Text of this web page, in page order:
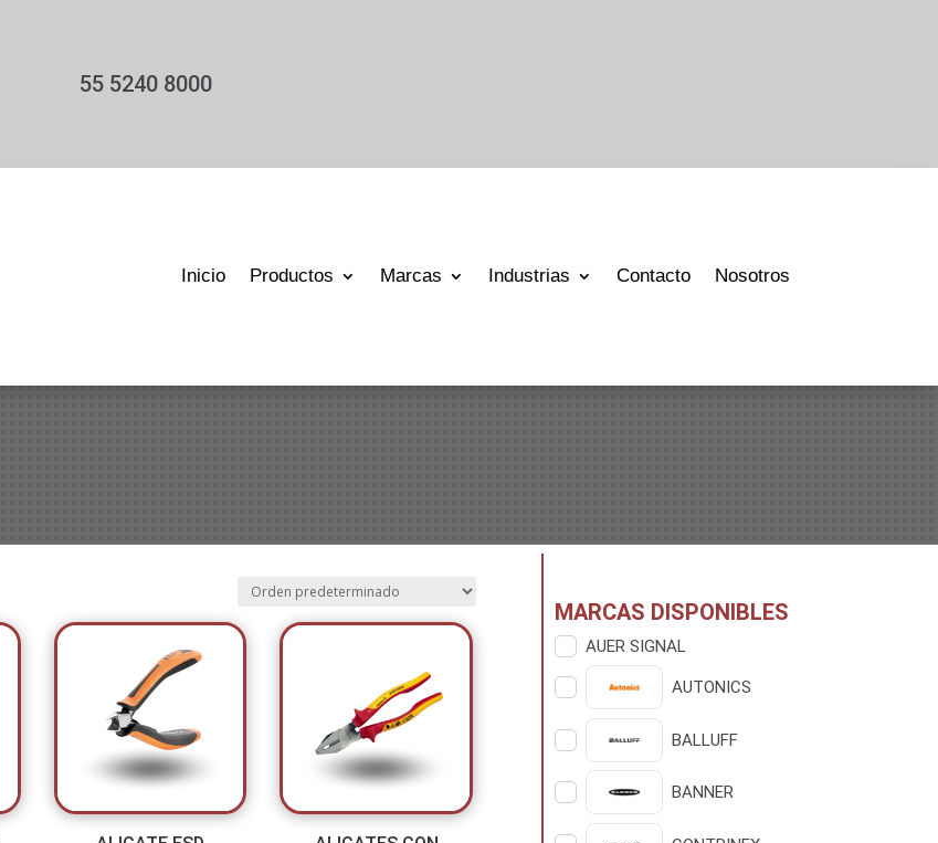
55 5240 8000
Inicio Productos Marcas Industrias Contacto Nosotros
MARCAS DISPONIBLES
AUER SIGNAL
AUTONICS
BALLUFF
BANNER